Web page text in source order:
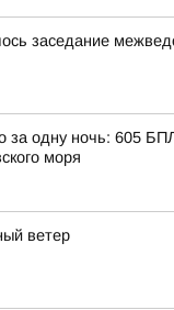
заседание
за одну ночь: 605
моря
ветер